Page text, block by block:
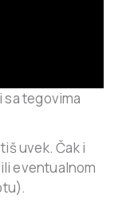
tegovima
uvek. Čak i
eventualnom